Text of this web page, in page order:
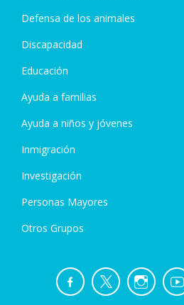
Defensa de los animales
Discapacidad
Educación
Ayuda a familias
Ayuda a niños y jóvenes
Inmigración
Investigación
Personas Mayores
Otros Grupos